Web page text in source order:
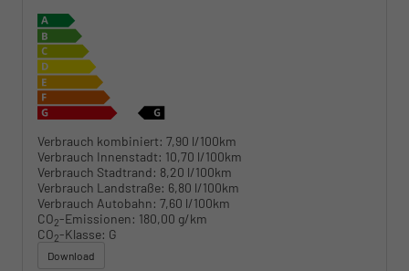
Verbrauch kombiniert: 7,90 l/100km
Verbrauch Innenstadt: 10,70 l/100km
Verbrauch Stadtrand: 8,20 l/100km
Verbrauch Landstraße: 6,80 l/100km
Verbrauch Autobahn: 7,60 l/100km
CO2-Emissionen: 180,00 g/km
CO2-Klasse: G
Download